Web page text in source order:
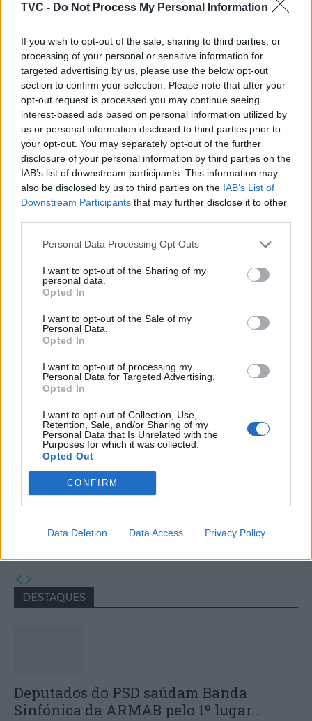
TVC - Do Not Process My Personal Information
If you wish to opt-out of the sale, sharing to third parties, or
processing of your personal or sensitive information for
targeted advertising by us, please use the below opt-out
section to confirm your selection. Please note that after your
opt-out request is processed you may continue seeing
interest-based ads based on personal information utilized by
us or personal information disclosed to third parties prior to
your opt-out. You may separately opt-out of the further
disclosure of your personal information by third parties on the
IAB’s list of downstream participants. This information may
also be disclosed by us to third parties on the IAB’s List of
Downstream Participants that may further disclose it to other
Personal Data Processing Opt Outs
I want to opt-out of the Sharing of my
personal data.
Opted In
I want to opt-out of the Sale of my
Personal Data.
Opted In
I want to opt-out of processing my
Personal Data for Targeted Advertising.
Opted In
I want to opt-out of Collection, Use,
Retention, Sale, and/or Sharing of my
Personal Data that Is Unrelated with the
Purposes for which it was collected.
Opted Out
CONFIRM
Data Deletion Data Access Privacy Policy
Deputados do PSD saúdam Banda
Sinfónica da ARMAB pelo 1º lugar no
certame internacional de Valência
Capacita Jovem de Poiares aproxima
jovens ao mundo do trabalho
Colheita de sangue regressa ao
Hospital Sousa Martins durante o mês
DESTAQUES
Deputados do PSD saúdam Banda
Sinfónica da ARMAB pelo 1º lugar...